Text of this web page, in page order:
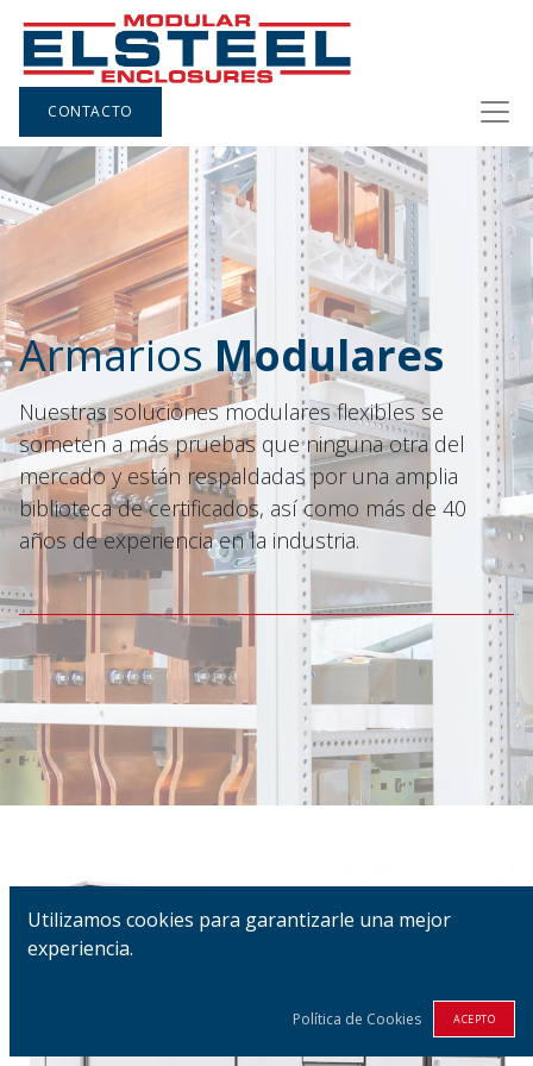
CONTACTO
ArmariosModulares
Nuestras soluciones modulares flexibles se
someten a más pruebas que ninguna otra del
mercado y están respaldadas por una amplia
biblioteca de certificados, así como más de 40
años de experiencia en la industria.
Utilizamos cookies para garantizarle una mejor
experiencia.
Política de Cookies ACEPTO